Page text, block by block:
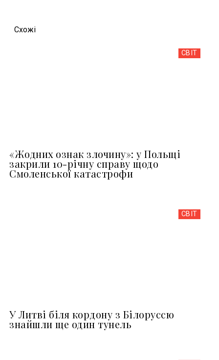
Схожi
СВІТ
«Жодних ознак злочину»: у Польщі
закрили 10-річну справу щодо
Смоленської катастрофи
СВІТ
У Литві біля кордону з Білоруссю
знайшли ще один тунель